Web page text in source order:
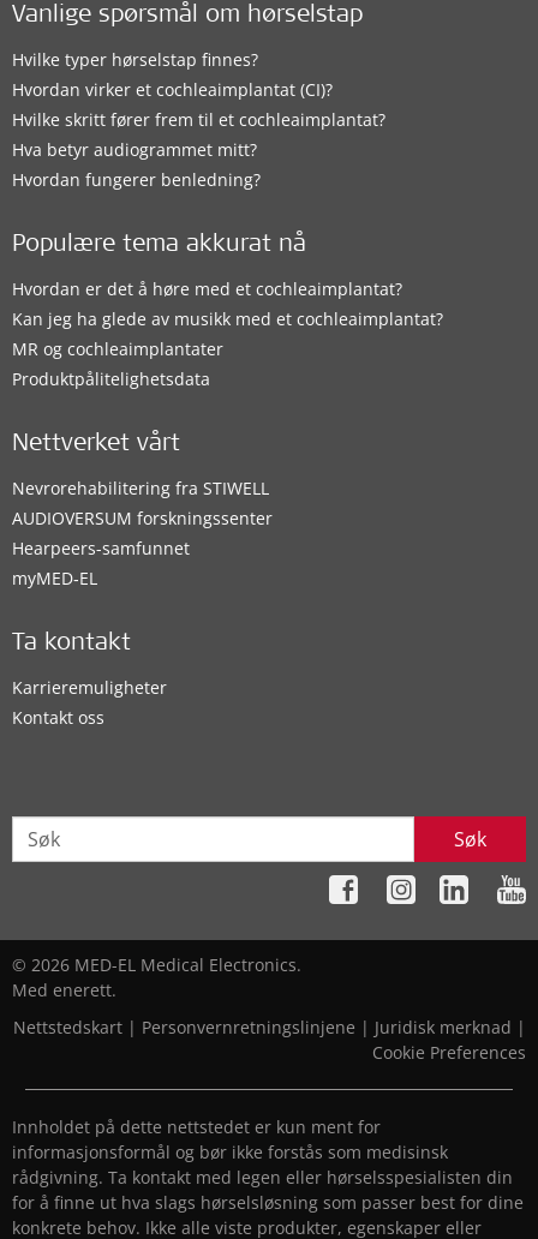
Vanlige spørsmål om hørselstap
Hvilke typer hørselstap finnes?
Hvordan virker et cochleaimplantat (CI)?
Hvilke skritt fører frem til et cochleaimplantat?
Hva betyr audiogrammet mitt?
Hvordan fungerer benledning?
Populære tema akkurat nå
Hvordan er det å høre med et cochleaimplantat?
Kan jeg ha glede av musikk med et cochleaimplantat?
MR og cochleaimplantater
Produktpålitelighetsdata
Nettverket vårt
Nevrorehabilitering fra STIWELL
AUDIOVERSUM forskningssenter
Hearpeers-samfunnet
myMED‑EL
Ta kontakt
Karrieremuligheter
Kontakt oss
Søk
© 2026 MED-EL Medical Electronics.
Med enerett.
Nettstedskart | Personvernretningslinjene | Juridisk merknad |
Cookie Preferences
Innholdet på dette nettstedet er kun ment for
informasjonsformål og bør ikke forstås som medisinsk
rådgivning. Ta kontakt med legen eller hørselsspesialisten din
for å finne ut hva slags hørselsløsning som passer best for dine
konkrete behov. Ikke alle viste produkter, egenskaper eller